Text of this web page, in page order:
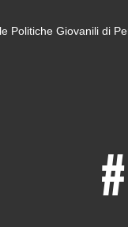
Politiche Giovanili di